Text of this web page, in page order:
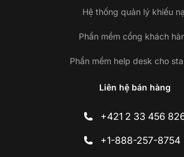
Hệ thống quản lý khiếu
Phần mềm cổng khách
Phần mềm help desk cho
Liên hệ bán hàng
+421 2 33 456
+1-888-257-8754